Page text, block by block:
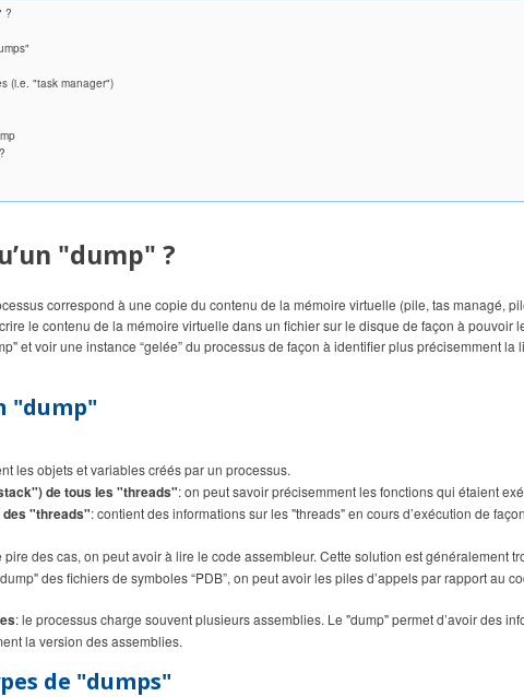
?
(i.e. "task manager")
"dump" ?
correspond à une copie du contenu de la mémoire virtuelle (pile, tas managé,
le contenu de la mémoire virtuelle dans un fichier sur le disque de façon à pouvoir
et voir une instance “gelée” du processus de façon à identifier plus précisemment la
"dump"
les objets et variables créés par un processus.
de tous les "threads": on peut savoir précisemment les fonctions qui étaient
des "threads": contient des informations sur les "threads" en cours d’exécution de
pire des cas, on peut avoir à lire le code assembleur. Cette solution est généralement
des fichiers de symboles “PDB”, on peut avoir les piles d’appels par rapport au
: le processus charge souvent plusieurs assemblies. Le "dump" permet d’avoir des
la version des assemblies.
de "dumps"